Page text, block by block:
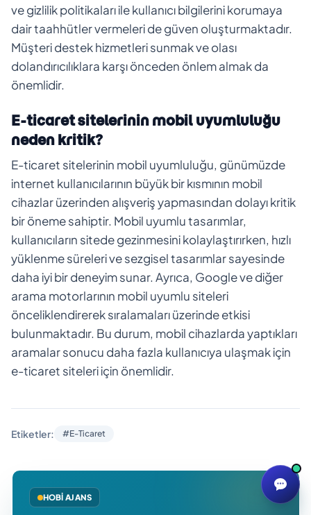
ve gizlilik politikaları ile kullanıcı bilgilerini korumaya
dair taahhütler vermeleri de güven oluşturmaktadır.
Müşteri destek hizmetleri sunmak ve olası
dolandırıcılıklara karşı önceden önlem almak da
önemlidir.
E-ticaret sitelerinin mobil uyumluluğu
neden kritik?
E-ticaret sitelerinin mobil uyumluluğu, günümüzde
internet kullanıcılarının büyük bir kısmının mobil
cihazlar üzerinden alışveriş yapmasından dolayı kritik
bir öneme sahiptir. Mobil uyumlu tasarımlar,
kullanıcıların sitede gezinmesini kolaylaştırırken, hızlı
yüklenme süreleri ve sezgisel tasarımlar sayesinde
daha iyi bir deneyim sunar. Ayrıca, Google ve diğer
arama motorlarının mobil uyumlu siteleri
önceliklendirerek sıralamaları üzerinde etkisi
bulunmaktadır. Bu durum, mobil cihazlarda yaptıkları
aramalar sonucu daha fazla kullanıcıya ulaşmak için
e-ticaret siteleri için önemlidir.
Etiketler: #E-Ticaret
HOBI AJANS